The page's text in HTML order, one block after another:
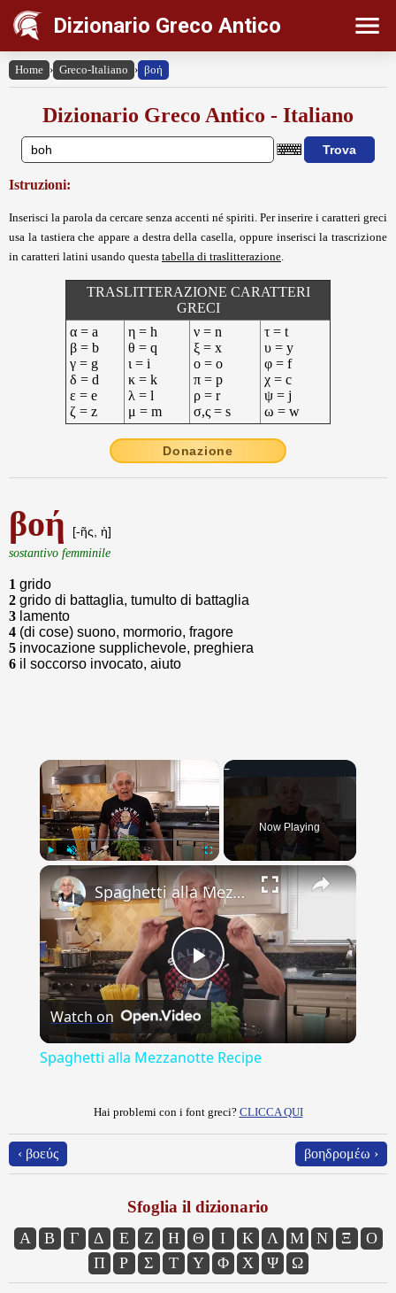
Dizionario Greco Antico
Home › Greco-Italiano › βοή
Dizionario Greco Antico - Italiano
Istruzioni:
Inserisci la parola da cercare senza accenti né spiriti. Per inserire i caratteri greci
usa la tastiera che appare a destra della casella, oppure inserisci la trascrizione
in caratteri latini usando questa tabella di traslitterazione
TRASLITTERAZIONE CARATTERI
GRECI
α = a
β = b
γ = g
δ = d
ε = e
ζ = z
η = h
θ = q
ι = i
κ = k
λ = l
μ = m
ν = n
ξ = x
ο = o
π = p
ρ = r
σ,ς = s
τ = t
υ = y
φ = f
χ = c
ψ = j
ω = w
Donazione
βοή
[-ῆς, ἡ]
sostantivo femminile
1 grido
2 grido di battaglia, tumulto di battaglia
3 lamento
4 (di cose) suono, mormorio, fragore
5 invocazione supplichevole, preghiera
6 il soccorso invocato, aiuto
Unmute
Now Playing
×
Play
Video
Spaghetti alla Mezzanotte Recipe
Watch on
Spaghetti alla Mezzanotte Recipe
Hai problemi con i font greci? CLICCA QUI
‹ βοεύς βοηδρομέω ›
Sfoglia il dizionario
Α Β Γ Δ Ε Ζ Η Θ Ι Κ Λ Μ Ν Ξ
Ο
Π
Ρ Σ Τ Υ Φ Χ Ψ Ω